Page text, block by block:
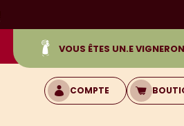
VOUS ÊTES UN.E
COMPTE